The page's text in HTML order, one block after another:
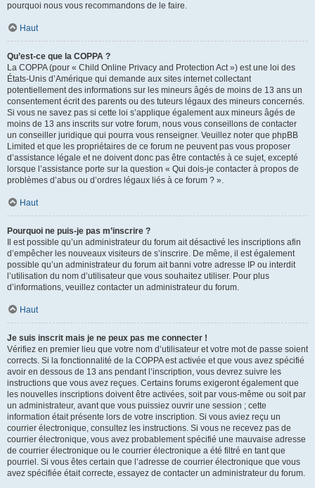
pourquoi nous vous recommandons de le faire.
Haut
Qu’est-ce que la COPPA ?
La COPPA (pour « Child Online Privacy and Protection Act ») est une loi des
États-Unis d’Amérique qui demande aux sites internet collectant
potentiellement des informations sur les mineurs âgés de moins de 13 ans un
consentement écrit des parents ou des tuteurs légaux des mineurs concernés.
Si vous ne savez pas si cette loi s’applique également aux mineurs âgés de
moins de 13 ans inscrits sur votre forum, nous vous conseillons de contacter
un conseiller juridique qui pourra vous renseigner. Veuillez noter que phpBB
Limited et que les propriétaires de ce forum ne peuvent pas vous proposer
d’assistance légale et ne doivent donc pas être contactés à ce sujet, excepté
lorsque l’assistance porte sur la question « Qui dois-je contacter à propos de
problèmes d’abus ou d’ordres légaux liés à ce forum ? ».
Haut
Pourquoi ne puis-je pas m’inscrire ?
Il est possible qu’un administrateur du forum ait désactivé les inscriptions afin
d’empêcher les nouveaux visiteurs de s’inscrire. De même, il est également
possible qu’un administrateur du forum ait banni votre adresse IP ou interdit
l’utilisation du nom d’utilisateur que vous souhaitez utiliser. Pour plus
d’informations, veuillez contacter un administrateur du forum.
Haut
Je suis inscrit mais je ne peux pas me connecter !
Vérifiez en premier lieu que votre nom d’utilisateur et votre mot de passe soient
corrects. Si la fonctionnalité de la COPPA est activée et que vous avez spécifié
avoir en dessous de 13 ans pendant l’inscription, vous devrez suivre les
instructions que vous avez reçues. Certains forums exigeront également que
les nouvelles inscriptions doivent être activées, soit par vous-même ou soit par
un administrateur, avant que vous puissiez ouvrir une session ; cette
information était présente lors de votre inscription. Si vous aviez reçu un
courrier électronique, consultez les instructions. Si vous ne recevez pas de
courrier électronique, vous avez probablement spécifié une mauvaise adresse
de courrier électronique ou le courrier électronique a été filtré en tant que
pourriel. Si vous êtes certain que l’adresse de courrier électronique que vous
avez spécifiée était correcte, essayez de contacter un administrateur du forum.